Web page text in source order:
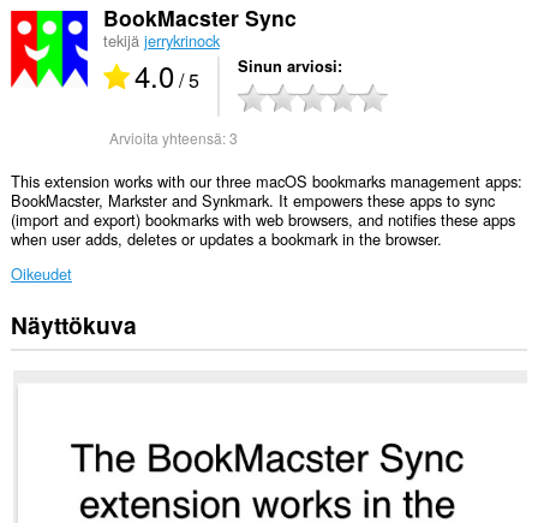
BookMacster Sync
tekijä jerrykrinock
4.0/ 5 Sinun arviosi
Arvioita yhteensä:3
This extension works with our three macOS bookmarks management apps:
BookMacster, Markster and Synkmark. It empowers these apps to sync
(import and export) bookmarks with web browsers, and notifies these apps
when user adds, deletes or updates a bookmark in the browser.
Oikeudet
This
Extension
bookmarks.
Näyttökuva